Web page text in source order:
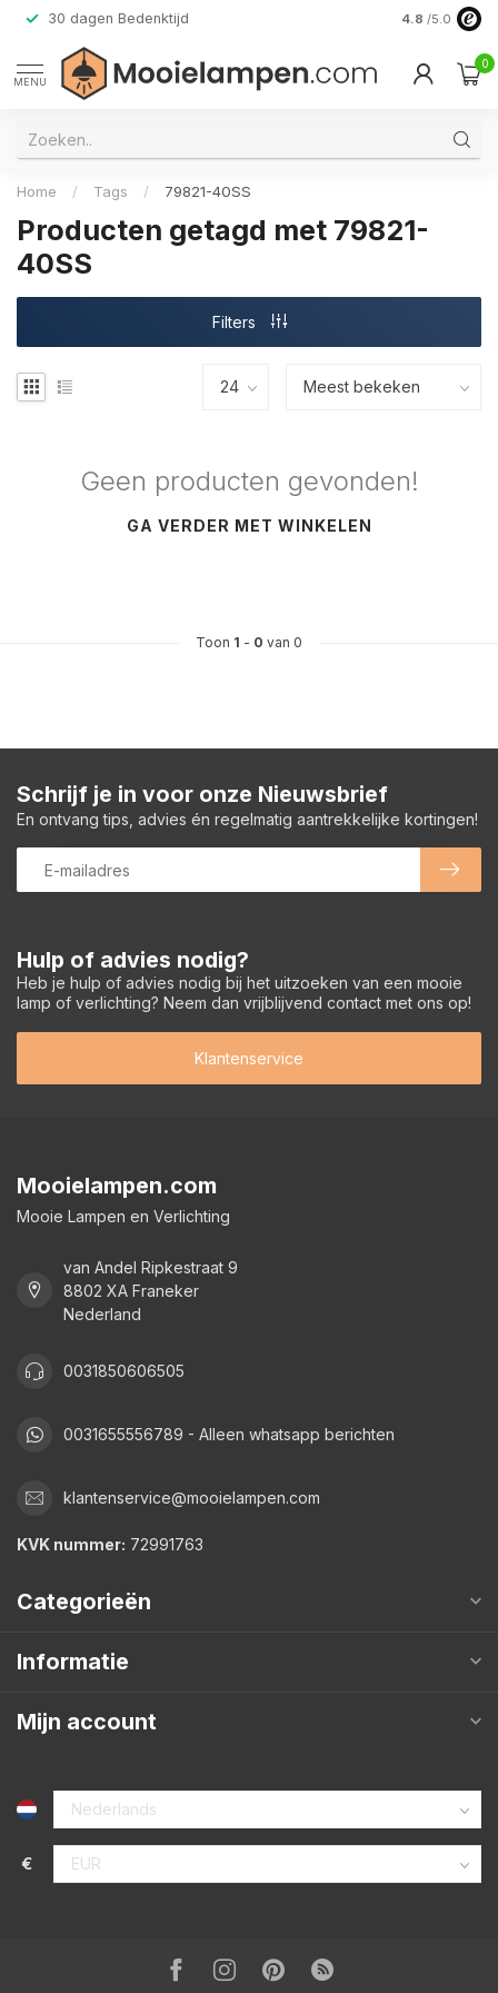
30 dagen Bedenktijd Verzending
4.8 /5.0
MENU
0
Home / Tags / 79821-40SS
Producten getagd met 79821-
40SS
Filters
Geen producten gevonden!
GA VERDER MET WINKELEN
Toon 1 - 0 van 0
Hulp of advies nodig?
Heb je hulp of advies nodig bij het uitzoeken van een mooie
lamp of verlichting? Neem dan vrijblijvend contact met ons op!
Klantenservice
Schrijf je in voor onze Nieuwsbrief
En ontvang tips, advies én regelmatig aantrekkelijke kortingen!
Mooielampen.com
Mooie Lampen en Verlichting
van Andel Ripkestraat 9
8802 XA Franeker
Nederland
0031850606505
0031655556789 - Alleen whatsapp berichten
klantenservice@mooielampen.com
KVK nummer: 72991763
Categorieën
Informatie
Mijn account
€